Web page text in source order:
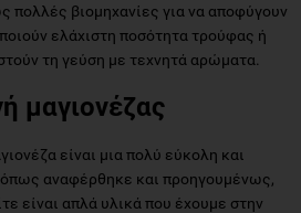
πολλές βιομηχανίες για να αποφύγουν
ελάχιστη ποσότητα τρούφας ή
τη γεύση με τεχνητά αρώματα.
μαγιονέζας
είναι μια πολύ εύκολη και
όπως αναφέρθηκε και προηγουμένως,
είναι απλά υλικά που έχουμε στην